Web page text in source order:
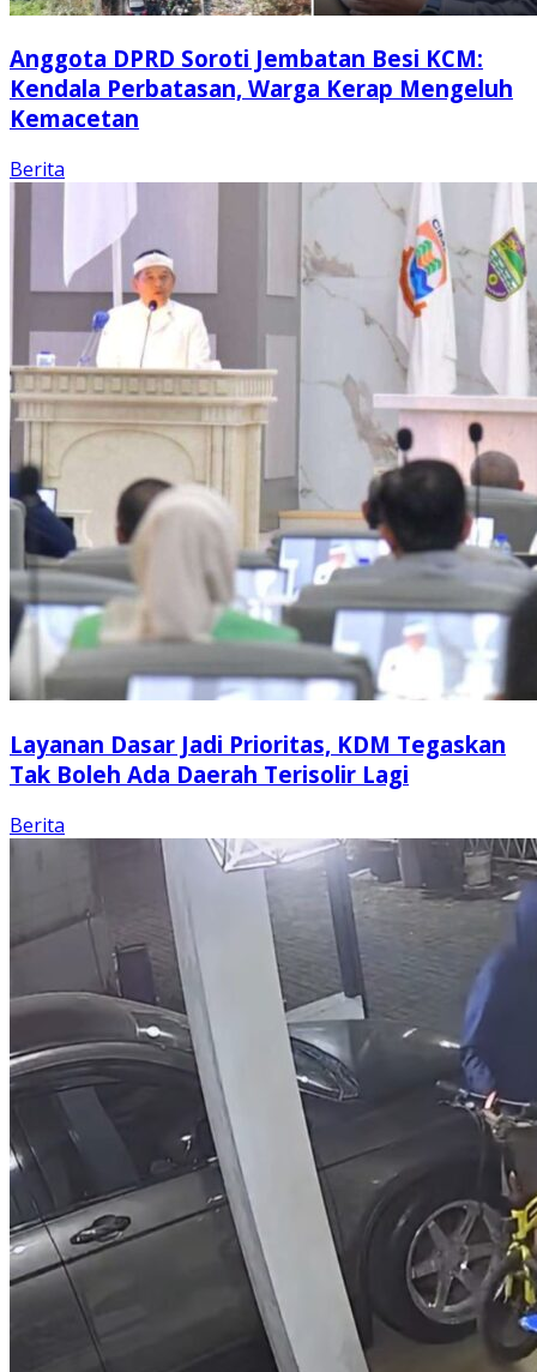
Anggota DPRD Soroti Jembatan Besi KCM:
Kendala Perbatasan, Warga Kerap Mengeluh
Kemacetan
Berita
Layanan Dasar Jadi Prioritas, KDM Tegaskan
Tak Boleh Ada Daerah Terisolir Lagi
Berita